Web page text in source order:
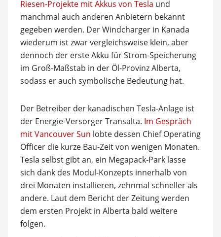
Riesen-Projekte mit Akkus von Tesla und
manchmal auch anderen Anbietern bekannt
gegeben werden. Der Windcharger in Kanada
wiederum ist zwar vergleichsweise klein, aber
dennoch der erste Akku für Strom-Speicherung
im Groß-Maßstab in der Öl-Provinz Alberta,
sodass er auch symbolische Bedeutung hat.
Der Betreiber der kanadischen Tesla-Anlage ist
der Energie-Versorger Transalta. Im Gespräch
mit Vancouver Sun lobte dessen Chief Operating
Officer die kurze Bau-Zeit von wenigen Monaten.
Tesla selbst gibt an, ein Megapack-Park lasse
sich dank des Modul-Konzepts innerhalb von
drei Monaten installieren, zehnmal schneller als
andere. Laut dem Bericht der Zeitung werden
dem ersten Projekt in Alberta bald weitere
folgen.